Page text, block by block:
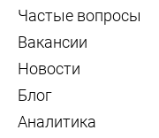
Частые вопросы
Вакансии
Новости
Блог
Аналитика